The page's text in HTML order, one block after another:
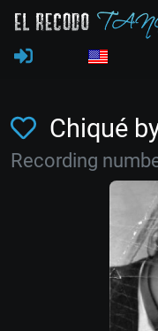
Chiqué
Recording